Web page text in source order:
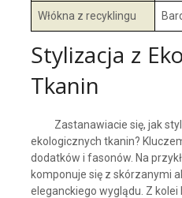
Włókna z recyklingu
Stylizacja z
Tkanin
Zastanawiacie się, jak
ekologicznych tkanin?
dodatków i fasonów. Na
komponuje się z skórzanymi
eleganckiego wyglądu. Z